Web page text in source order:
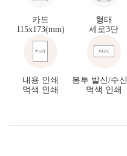
카드
115x173(mm)
형태
세로3단
내용 인쇄
먹색 인쇄
봉투 발신/수
먹색 인쇄